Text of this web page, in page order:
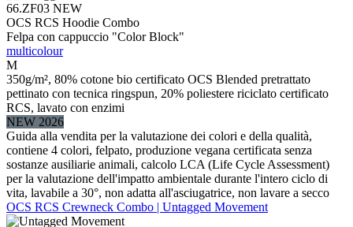
66.ZF03 NEW
OCS RCS Hoodie Combo
Felpa con cappuccio "Color Block"
multicolour
M
350g/m², 80% cotone bio certificato OCS Blended pretrattato
pettinato con tecnica ringspun, 20% poliestere riciclato certificato
RCS, lavato con enzimi
NEW 2026
Guida alla vendita per la valutazione dei colori e della qualità,
contiene 4 colori, felpato, produzione vegana certificata senza
sostanze ausiliarie animali, calcolo LCA (Life Cycle Assessment)
per la valutazione dell'impatto ambientale durante l'intero ciclo di
vita, lavabile a 30°, non adatta all'asciugatrice, non lavare a secco
OCS RCS Crewneck Combo | Untagged Movement